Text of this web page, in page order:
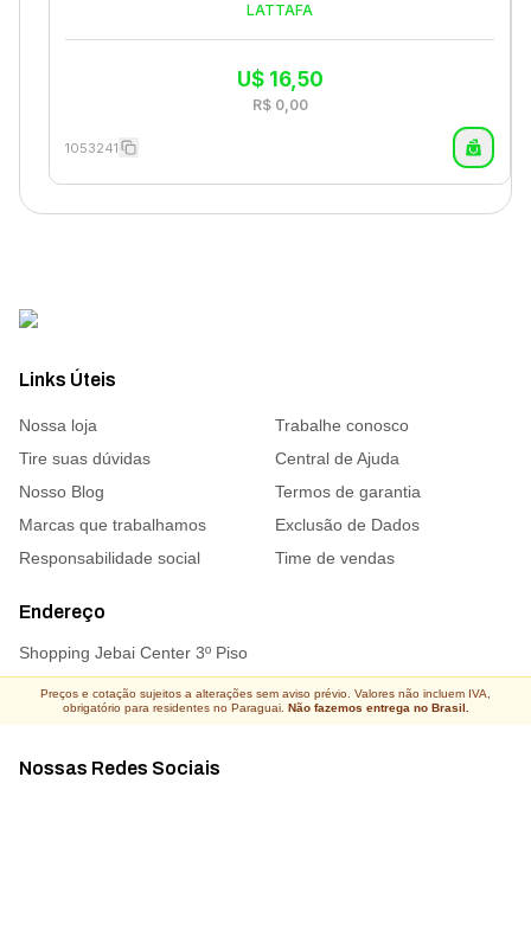
LATTAFA
U$ 16,50
R$ 0,00
1053241
Links Úteis
Nossa loja
Trabalhe conosco
Tire suas dúvidas
Central de Ajuda
Nosso Blog
Termos de garantia
Marcas que trabalhamos
Exclusão de Dados
Responsabilidade social
Time de vendas
Endereço
Shopping Jebai Center 3º Piso
Nossas Redes Sociais
Preços e cotação sujeitos a alterações sem aviso prévio. Valores não incluem IVA,
obrigatório para residentes no Paraguai. Não fazemos entrega no Brasil.